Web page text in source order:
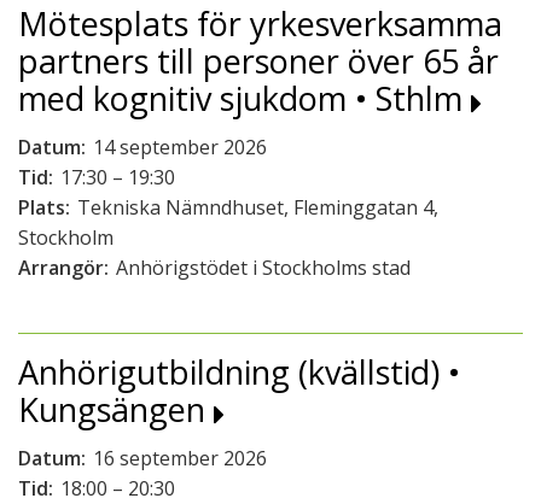
Mötesplats för yrkesverksamma
partners till personer över 65 år
med kognitiv sjukdom • Sthlm
Datum: 14 september 2026
Tid: 17:30 – 19:30
Plats: Tekniska Nämndhuset, Fleminggatan 4,
Stockholm
Arrangör: Anhörigstödet i Stockholms stad
Anhörigutbildning (kvällstid) •
Kungsängen
Datum: 16 september 2026
Tid: 18:00 – 20:30